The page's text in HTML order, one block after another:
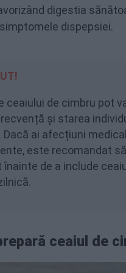
digestia
dispepsiei.
ceaiului de cimbru pot
și starea
ai afecțiuni
este recomandat
de a include
ceaiul de